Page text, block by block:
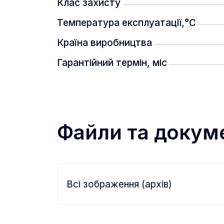
Клас захисту
Температура експлуатації,°C
Країна виробництва
Гарантійний термін, міс
Файли та
Всі зображення (архів)